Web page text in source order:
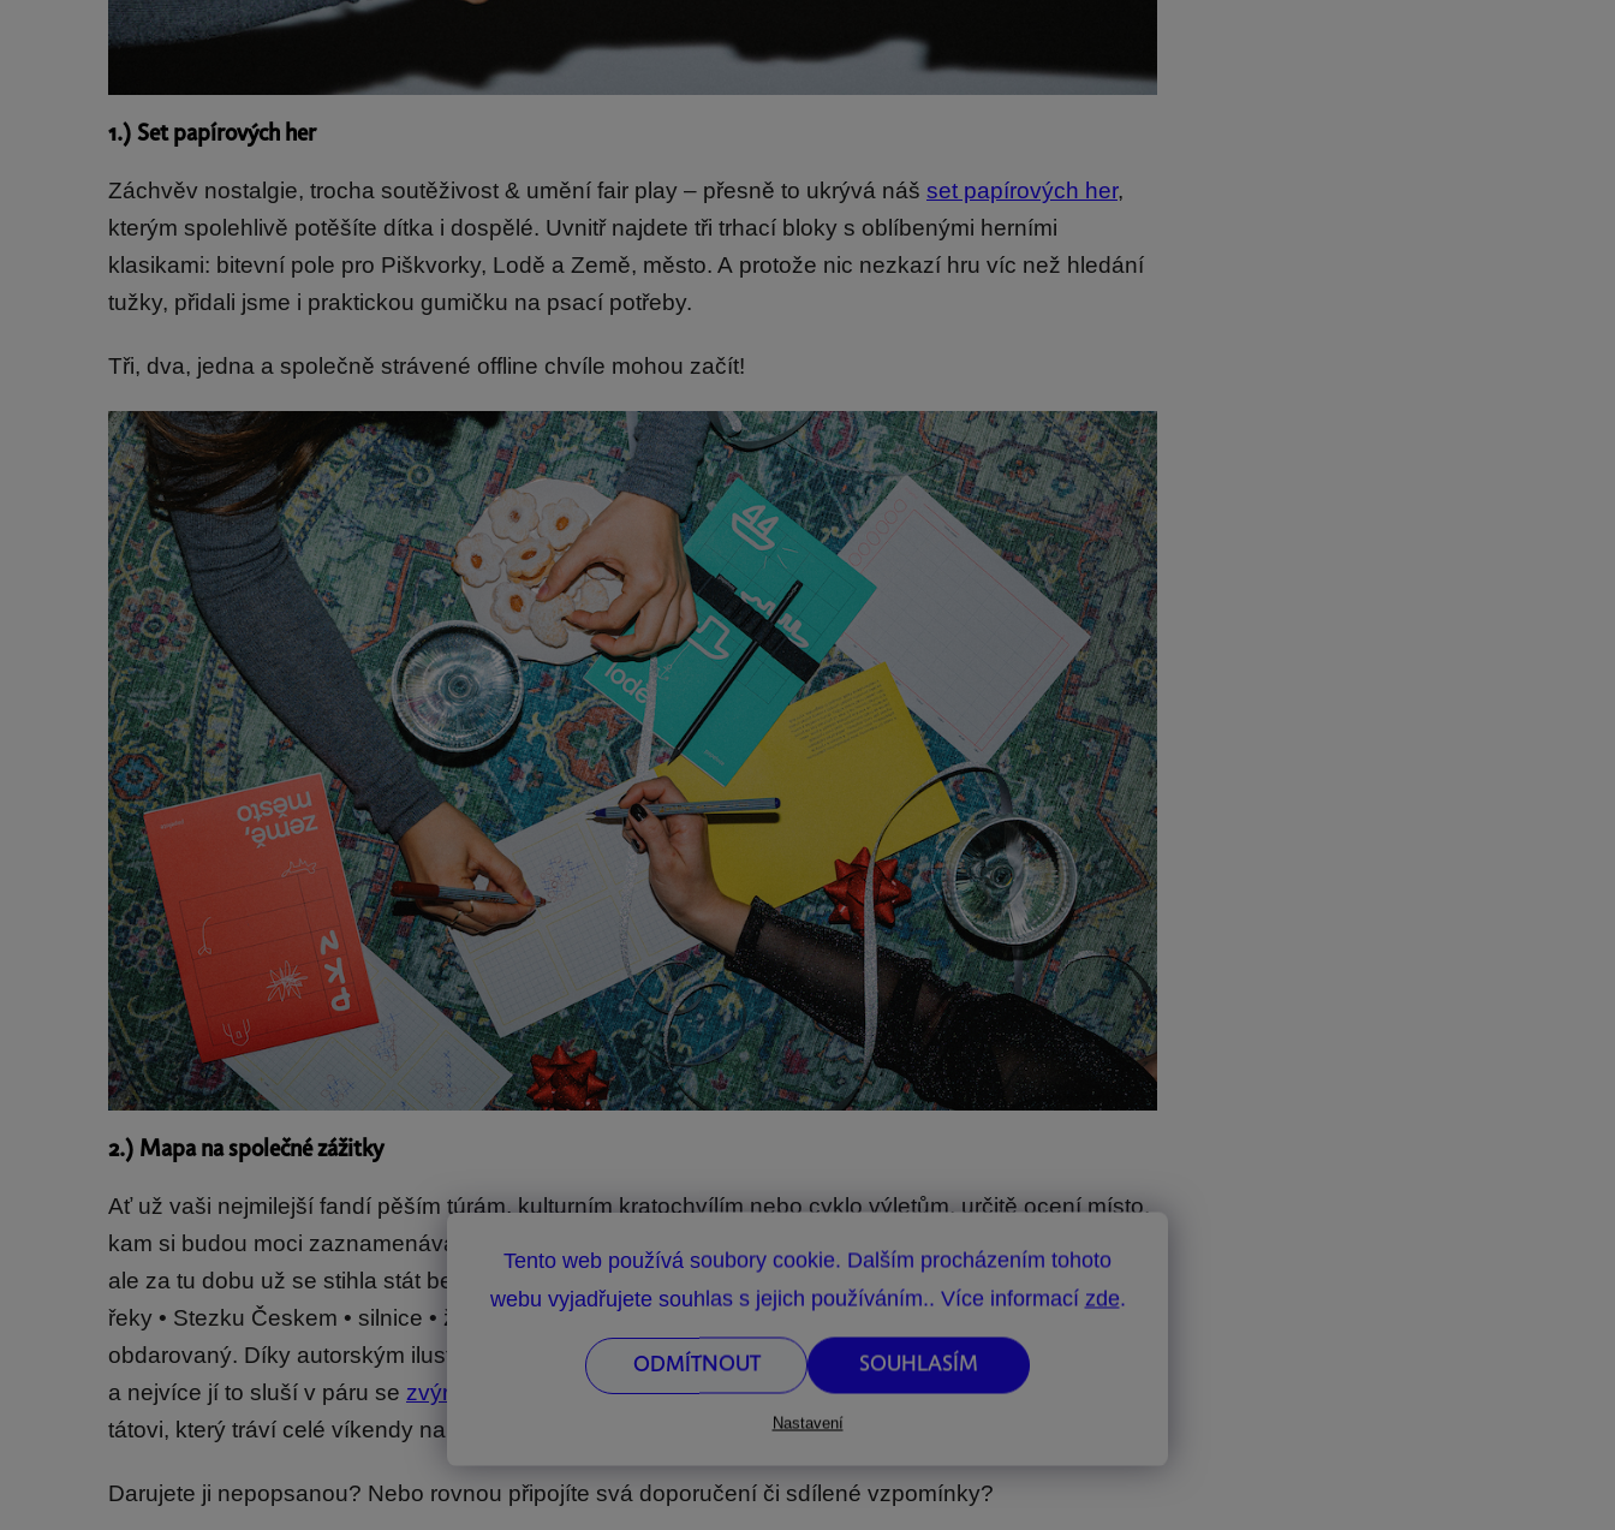
Tento web používá soubory cookie. Dalším procházením tohoto
webu vyjadřujete souhlas s jejich používáním.. Více informací zde.
Nastavení
ODMÍTNOUT SOUHLASÍM
1.) Set papírových her
Záchvěv nostalgie, trocha soutěživost & umění fair play – přesně to ukrývá náš set papírových her,
kterým spolehlivě potěšíte dítka i dospělé. Uvnitř najdete tři trhací bloky s oblíbenými herními
klasikami: bitevní pole pro Piškvorky, Lodě a Země, město. A protože nic nezkazí hru víc než hledání
tužky, přidali jsme i praktickou gumičku na psací potřeby.
Tři, dva, jedna a společně strávené offline chvíle mohou začít!
2.) Mapa na společné zážitky
Ať už vaši nejmilejší fandí pěším túrám, kulturním kratochvílím nebo cyklo výletům, určitě ocení místo,
kam si budou moci zaznamenávat vzpomínky z cest. Naše
nástěnná mapavyšla teprve letos v létě,
ale za tu dobu už se stihla stát bestsellerem. Zakreslili jsme do ní: krajská a okresní města • hory •
řeky • Stezku Českem • silnice • železnice • památky na seznamu UNESCO. A zbytek si už doplní
obdarovaný. Díky autorským ilustracím od Táni Sekerkové ozdobí stěnu obýváku i dětského pokoje
a nejvíce jí to sluší v páru se zvýrazňovacími samolepkami. Tušíme, že se bude líbit jak vašemu
tátovi, který tráví celé víkendy na kole, tak i ségře, která miluje zaznamenávání nových gastro tipů.
Darujete ji nepopsanou? Nebo rovnou připojíte svá doporučení či sdílené vzpomínky?